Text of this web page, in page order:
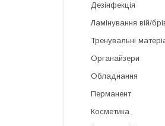
Дезінфекція
Ламінування вій/
Тренувальні
Органайзери
Обладнання
Перманент
Косметика